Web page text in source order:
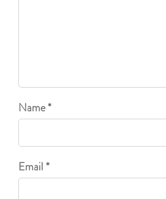
Name *
Email *